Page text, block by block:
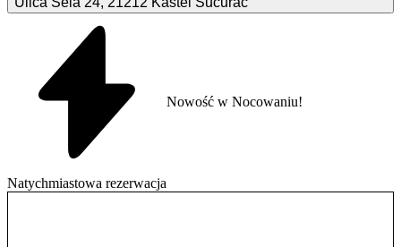
Natychmiastowa rezerwacja
Nowość w Nocowaniu!